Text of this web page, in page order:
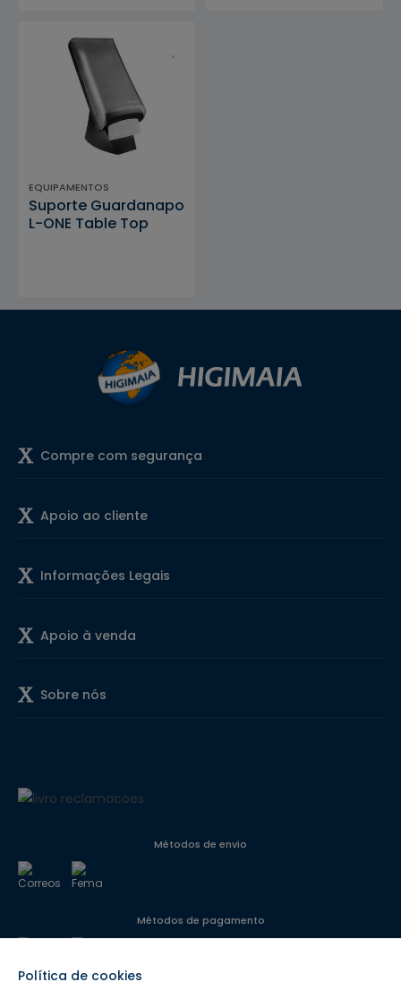
EQUIPAMENTOS
Suporte Guardanapo
L-ONE Table Top
Compre com segurança
Apoio ao cliente
Informações Legais
Apoio à venda
Sobre nós
Métodos de envio
Métodos de pagamento
Política de cookies